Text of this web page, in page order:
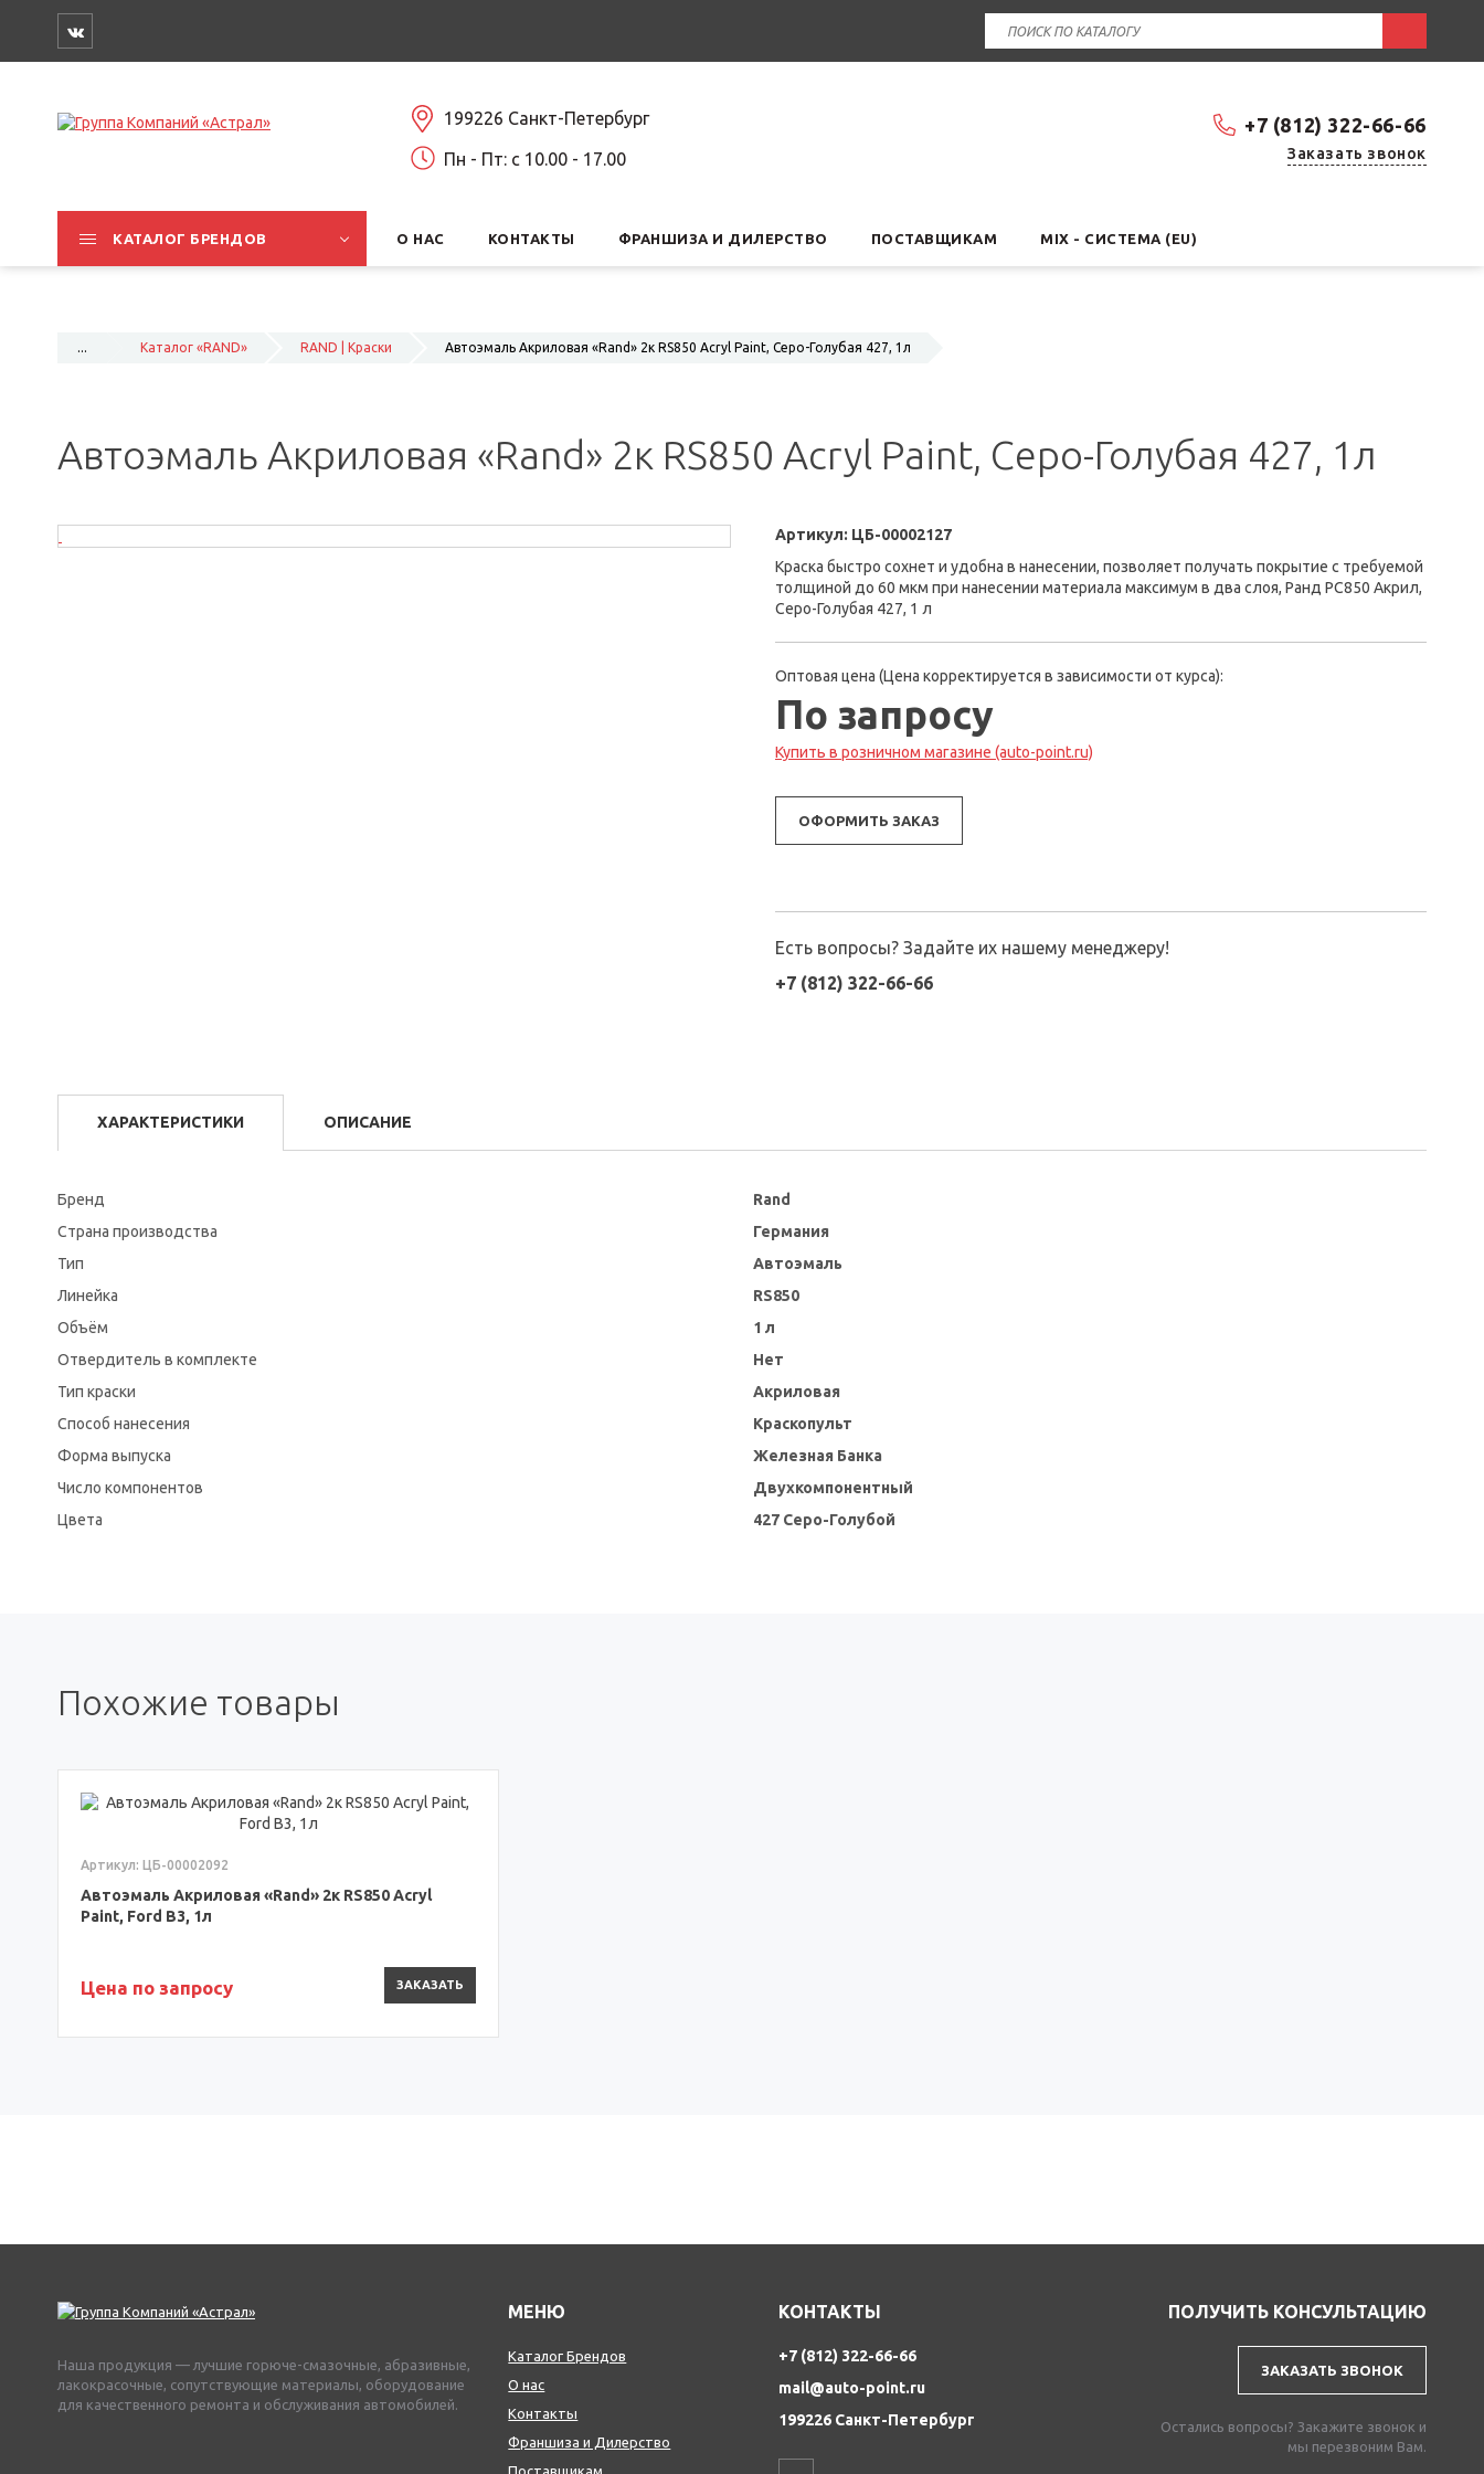
+7 (812) 322-66-66
Заказать звонок
199226 Санкт-Петербург
Пн - Пт: c 10.00 - 17.00
КАТАЛОГ БРЕНДОВ О НАС КОНТАКТЫ ФРАНШИЗА И ДИЛЕРСТВО ПОСТАВЩИКАМ MIX - СИСТЕМА (EU)
... Каталог «RAND» RAND | Краски Автоэмаль Акриловая «Rand» 2к RS850 Acryl Paint, Серо-Голубая 427, 1л
Автоэмаль Акриловая «Rand» 2к RS850 Acryl Paint, Серо-Голубая 427, 1л
Артикул: ЦБ-00002127
Краска быстро сохнет и удобна в нанесении, позволяет получать покрытие с требуемой
толщиной до 60 мкм при нанесении материала максимум в два слоя, Ранд РС850 Акрил,
Серо-Голубая 427, 1 л
Оптовая цена (Цена корректируется в зависимости от курса):
По запросу
Купить в розничном магазине (auto-point.ru)
ОФОРМИТЬ ЗАКАЗ
Есть вопросы? Задайте их нашему менеджеру!
+7 (812) 322-66-66
ХАРАКТЕРИСТИКИ ОПИСАНИЕ
Бренд
Rand
Страна производства
Германия
Тип
Автоэмаль
Линейка
RS850
Объём
1 л
Отвердитель в комплекте
Нет
Тип краски
Акриловая
Способ нанесения
Краскопульт
Форма выпуска
Железная Банка
Число компонентов
Двухкомпонентный
Цвета
427 Серо-Голубой
Похожие товары
Артикул: ЦБ-00002092
Автоэмаль Акриловая «Rand» 2к RS850 Acryl
Paint, Ford B3, 1л
Цена по запросу ЗАКАЗАТЬ
Наша продукция — лучшие горюче-смазочные, абразивные,
лакокрасочные, сопутствующие материалы, оборудование
для качественного ремонта и обслуживания автомобилей.
МЕНЮ
Каталог Брендов
О нас
Контакты
Франшиза и Дилерство
Поставщикам
КОНТАКТЫ
+7 (812) 322-66-66
mail@auto-point.ru
199226 Санкт-Петербург
ПОЛУЧИТЬ КОНСУЛЬТАЦИЮ
ЗАКАЗАТЬ ЗВОНОК
Остались вопросы? Закажите звонок и
мы перезвоним Вам.